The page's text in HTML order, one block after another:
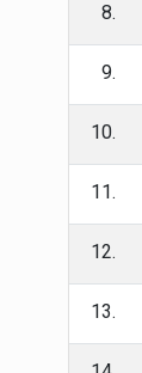
8.
9.
10.
11.
12.
13.